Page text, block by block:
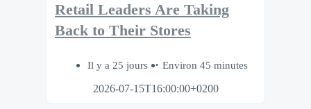
Retail Leaders Are Taking
Back to Their Stores
Il y a 25 jours
Environ 45 minutes
2026-07-15T16:00:00+0200